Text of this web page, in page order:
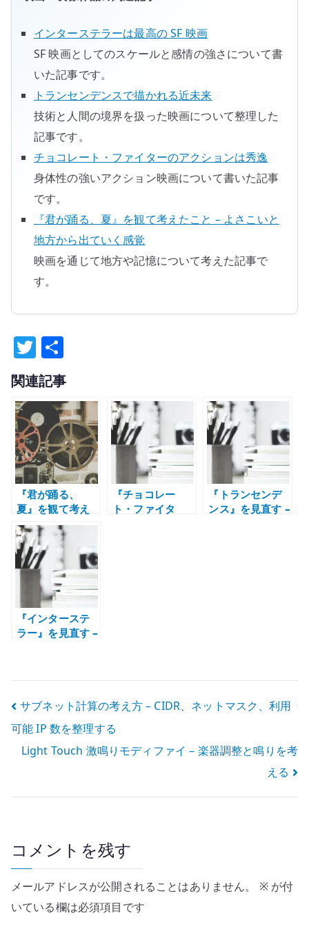
インターステラーは最高の SF 映画
SF 映画としてのスケールと感情の強さについて書
いた記事です。
トランセンデンスで描かれる近未来
技術と人間の境界を扱った映画について整理した
記事です。
チョコレート・ファイターのアクションは秀逸
身体性の強いアクション映画について書いた記事
です。
『君が踊る、夏』を観て考えたこと – よさこいと
地方から出ていく感覚
映画を通じて地方や記憶について考えた記事で
す。
T
w
it
te
r
有
関連記事
『君が踊る、
夏』を観て考え
たこと – よさこ
いと地方から出
ていく感覚
『チョコレー
ト・ファイタ
『トランセンデ
ンス』を見直す –
『インターステ
ラー』を見直す –
投
稿
ナ
ビ
ー
シ
ョ
サブネット計算の考え方 – CIDR、ネットマスク、利用
可能 IP 数を整理する
Light Touch 激鳴りモディファイ – 楽器調整と鳴りを考
える
コメントを残す
メールアドレスが公開されることはありません。 ※が付
いている欄は必須項目です